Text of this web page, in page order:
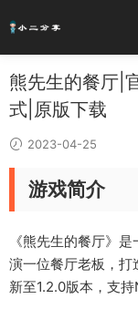
熊先生的餐厅|
式|原版下载
2023-04-25
游戏简介
《熊先生的餐厅》
演一位餐厅老板，打
新至1.2.0版本，支持